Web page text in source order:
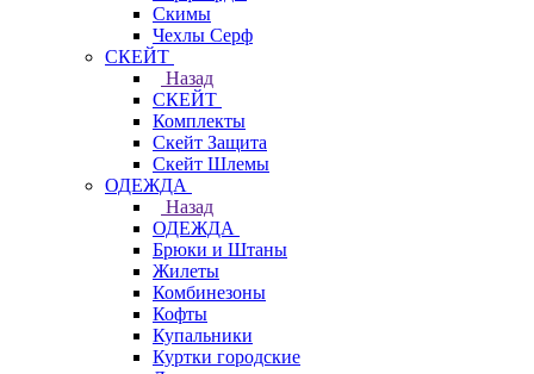
Скимы
Чехлы Cерф
СКЕЙТ
Назад
СКЕЙТ
Комплекты
Скейт Защита
Скейт Шлемы
ОДЕЖДА
Назад
ОДЕЖДА
Брюки и Штаны
Жилеты
Комбинезоны
Кофты
Купальники
Куртки городские